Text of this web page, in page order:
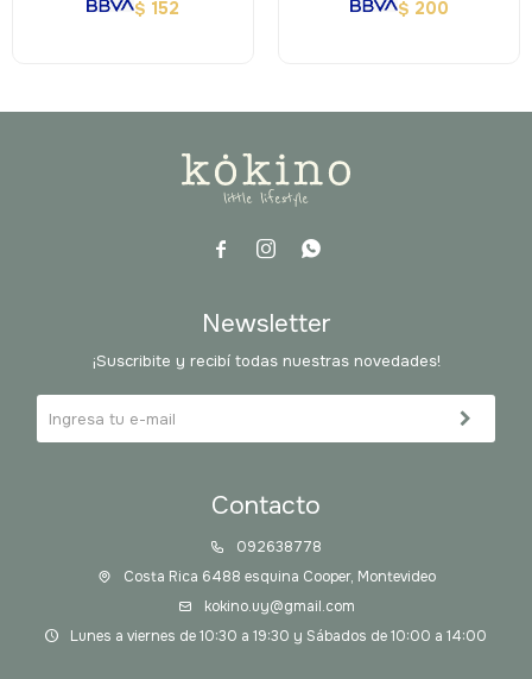
$ 152 $ 200
  
Contacto
092638778
Costa Rica 6488 esquina Cooper, Montevideo
kokino.uy@gmail.com
Lunes a viernes de 10:30 a 19:30 y Sábados de 10:00 a 14:00
Newsletter
¡Suscribite y recibí todas nuestras novedades!